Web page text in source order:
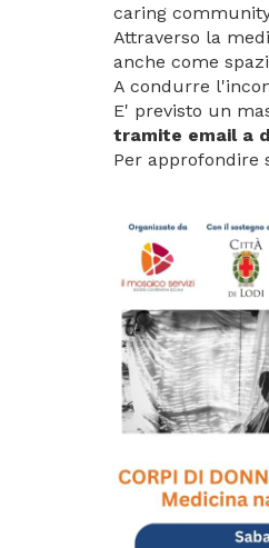
caring
Attraverso la
anche come
A condurre
E' previsto un
tramite email a
Per approfondire